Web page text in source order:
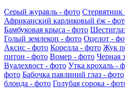
Серый журавль - фото Стервятник
Африканский карликовый ёж -
Бамбуковая крыса - фото
Голый землекоп - фото Оцелот -
Аксис - фото Корелла - фото Жук
питон - фото Вомер - фото Черная
Вуалехвост - фото Утка крохаль -
фото Бабочка павлиний глаз - фото
блонда - фото Голубая сорока -